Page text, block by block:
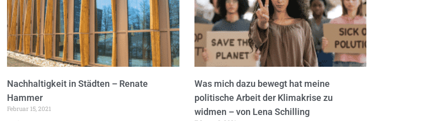
Nachhaltigkeit in Städten – Renate
Hammer
Februar 15, 2021
Was mich dazu bewegt hat meine
politische Arbeit der Klimakrise zu
widmen – von Lena Schilling